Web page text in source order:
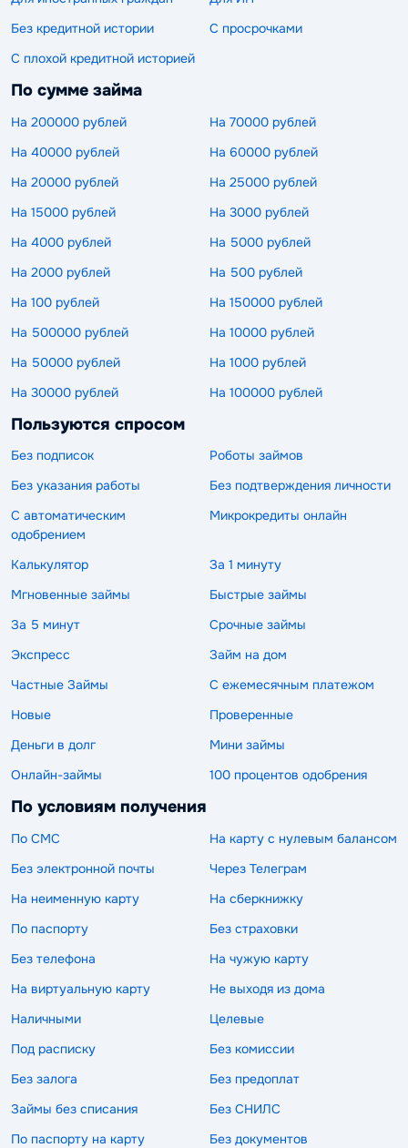
Без кредитной истории
С просрочками
С плохой кредитной историей
По сумме займа
На 200000 рублей
На 70000 рублей
На 40000 рублей
На 60000 рублей
На 20000 рублей
На 25000 рублей
На 15000 рублей
На 3000 рублей
На 4000 рублей
На 5000 рублей
На 2000 рублей
На 500 рублей
На 100 рублей
На 150000 рублей
На 500000 рублей
На 10000 рублей
На 50000 рублей
На 1000 рублей
На 30000 рублей
На 100000 рублей
Пользуются спросом
Без подписок
Роботы займов
Без указания работы
Без подтверждения личности
С автоматическим
одобрением
Микрокредиты онлайн
Калькулятор
За 1 минуту
Мгновенные займы
Быстрые займы
За 5 минут
Срочные займы
Экспресс
Займ на дом
Частные Займы
С ежемесячным платежом
Новые
Проверенные
Деньги в долг
Мини займы
Онлайн-займы
100 процентов одобрения
По условиям получения
По СМС
На карту с нулевым балансом
Без электронной почты
Через Телеграм
На неименную карту
На сберкнижку
По паспорту
Без страховки
Без телефона
На чужую карту
На виртуальную карту
Не выходя из дома
Наличными
Целевые
Под расписку
Без комиссии
Без залога
Без предоплат
Займы без списания
Без СНИЛС
По паспорту на карту
Без документов